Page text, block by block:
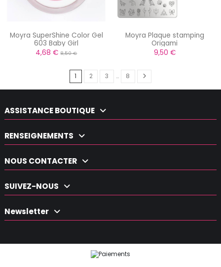
Moyra SuperShine Color Gel
603 Baby Girl
4,68 €8,50 €
Moyra Plaque stamping
Origami
9,50 €
1 2 3 … 8
ASSISTANCE BOUTIQUE
RENSEIGNEMENTS
NOUS CONTACTER
SUIVEZ-NOUS
Newsletter